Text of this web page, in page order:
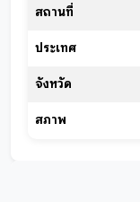
สถานที่
ประเทศ
จังหวัด
สภาพ